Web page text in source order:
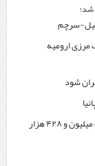
شد؛
شود
تردد زائران اربعین در مرزهای خوزستان از مرز یک میلیون و ۴۲۸ هزار